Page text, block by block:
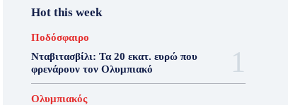
Hot this week
Ποδόσφαιρο
Νταβιτασβίλι: Τα 20 εκατ. ευρώ που
φρενάρουν τον Ολυμπιακό
Ολυμπιακός